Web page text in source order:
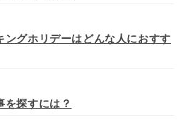
ングホリデーはどんな人におすす
を探すには？